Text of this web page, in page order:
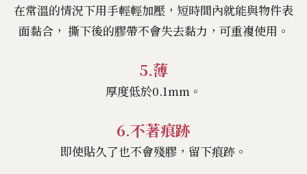
在常溫的情況下用手輕輕加壓，短時間內就能與物件表
面黏合， 撕下後的膠帶不會失去黏力，可重複使用。
5.薄
厚度低於0.1mm。
6.不著痕跡
即使貼久了也不會殘膠，留下痕跡。